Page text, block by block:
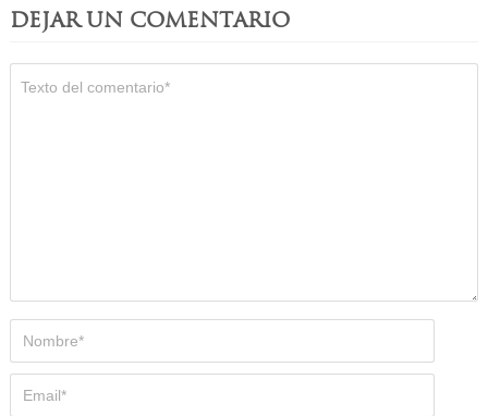
DEJAR UN COMENTARIO